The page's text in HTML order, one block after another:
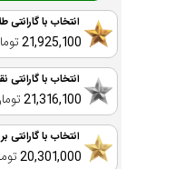
انتخاب با
21,925,100
انتخاب با گارانتی
21,316,100
انتخاب با گارانتی
20,301,000